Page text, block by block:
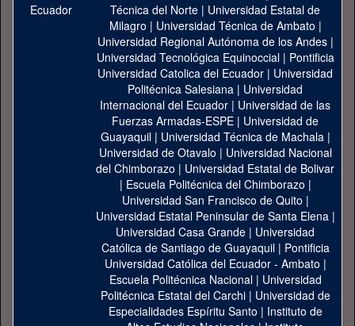
Técnica del Norte | Universidad Estatal de
Milagro | Universidad Técnica de Ambato |
Universidad Regional Autónoma de los Andes|
Universidad Tecnológica Equinoccial| Pontificia
Universidad Catolica del Ecuador | Universidad
Politécnica Salesiana | Universidad
Internacional del Ecuador | Universidad de las
Fuerzas Armadas-ESPE | Universidad de
Guayaquil| Universidad Técnica de Machala|
Universidad de Otavalo | Universidad Nacional
del Chimborazo | Universidad Estatal de Bolivar
| Escuela Politécnica del Chimborazo |
Universidad San Francisco de Quito |
Universidad Estatal Peninsular de Santa Elena|
Universidad Casa Grande | Universidad
Católica de Santiago de Guayaquil| Pontificia
Universidad Católica del Ecuador - Ambato |
Escuela Politécnica Nacional| Universidad
Politécnica Estatal del Carchi| Universidad de
Especialidades Espíritu Santo | Instituto de